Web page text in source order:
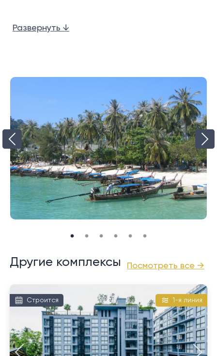
Парковка
Описание:
Расположенный недалеко от залива Чалонг и
туристического пирса комплекс Chalong Marina Bay
View Condo предлагает современные
кондоминиумы курортного типа с коротким и легким
Проект представляет собой невысокое 5-этажное
здание с 67 сравнительно просторными квартирами
площадью от 54 до 114 кв.м., с планировкой с 1 или 2
спальнями.
Особо следует отметить знаменитый рыбный
очень близко к перекрестку дорог Чалонг Серкл.
Развернуть ↓
Посмотреть все →
Другие комплексы
Строится 1-я линия